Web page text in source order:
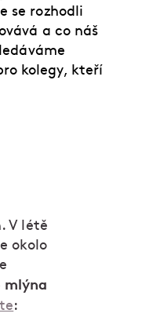
se rozhodli
a co náš
kolegy, kteří
V létě
okolo
mlýna
: